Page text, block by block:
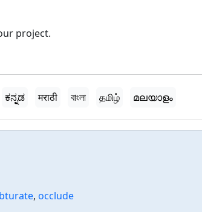
project.
ಕನ್ನಡ मराठी বাংলা தமிழ் മലയാളം
, occlude